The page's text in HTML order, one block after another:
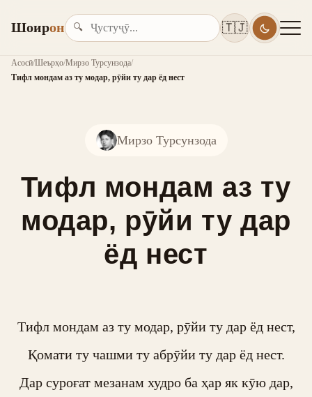
Шоирон 🔍 🇹🇯
Асосӣ/Шеърҳо/Мирзо Турсунзода/
Тифл мондам аз ту модар, рӯйи ту дар ёд нест
Мирзо Турсунзода
Тифл мондам аз ту
модар, рӯйи ту дар
ёд нест
Тифл мондам аз ту модар, рӯйи ту дар ёд нест,
Қомати ту чашми ту абрӯйи ту дар ёд нест.
Дар суроғат мезанам худро ба ҳар як кӯю дар,